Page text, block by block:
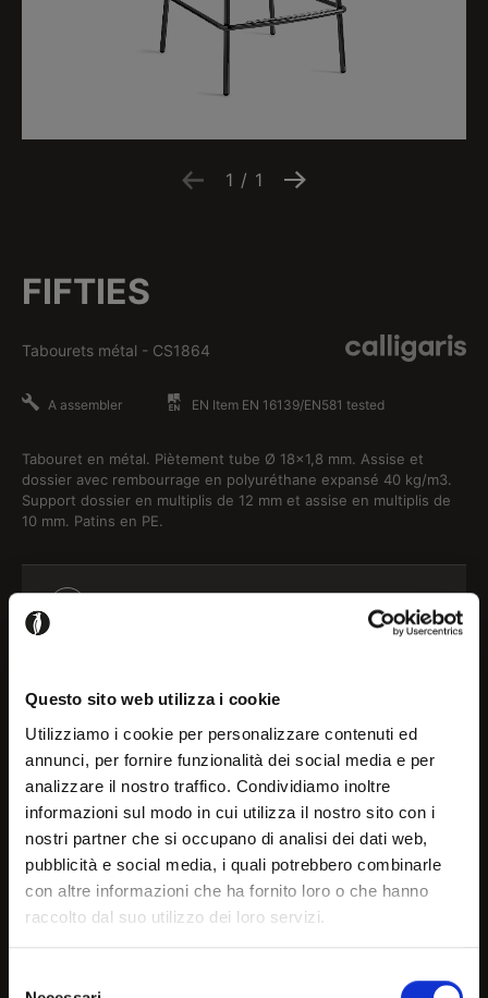
Questo sito web utilizza i cookie
Utilizziamo i cookie per personalizzare contenuti ed
annunci, per fornire funzionalità dei social media e per
analizzare il nostro traffico. Condividiamo inoltre
informazioni sul modo in cui utilizza il nostro sito con i
nostri partner che si occupano di analisi dei dati web,
pubblicità e social media, i quali potrebbero combinarle
con altre informazioni che ha fornito loro o che hanno
raccolto dal suo utilizzo dei loro servizi.
Bienvenue!
Il semble que tu surfes dans
un autre pays que ta
1 / 1
FIFTIES
Tabourets métal - CS1864
A assembler EN Item EN 16139/EN581 tested
Tabouret en métal. Piètement tube Ø 18x1,8 mm. Assise et
dossier avec rembourrage en polyuréthane expansé 40 kg/m3.
Support dossier en multiplis de 12 mm et assise en multiplis de
10 mm. Patins en PE.
Configurer
Veuillez vous connecter pour ajouter ce produit à vos projets
S'inscrire / Login